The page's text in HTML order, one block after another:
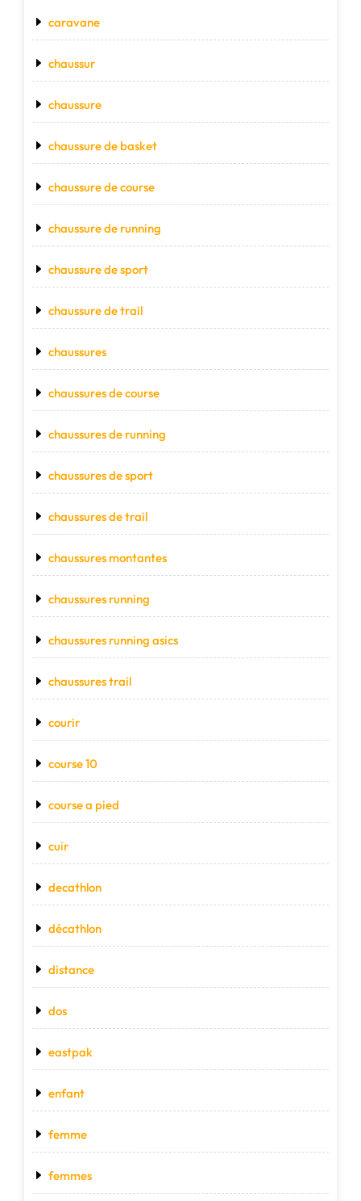
caravane
chaussur
chaussure
chaussure de basket
chaussure de course
chaussure de running
chaussure de sport
chaussure de trail
chaussures
chaussures de course
chaussures de running
chaussures de sport
chaussures de trail
chaussures montantes
chaussures running
chaussures running asics
chaussures trail
courir
course 10
course a pied
cuir
decathlon
décathlon
distance
dos
eastpak
enfant
femme
femmes